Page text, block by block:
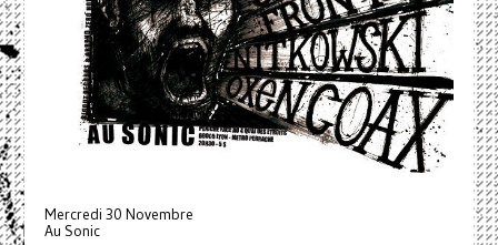
Mercredi 30 Novembre
Au Sonic